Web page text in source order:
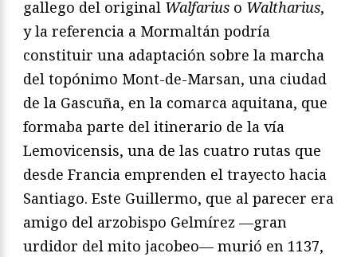
gallego del original Walfarius o Waltharius,
y la referencia a Mormaltán podría
constituir una adaptación sobre la marcha
del topónimo Mont-de-Marsan, una ciudad
de la Gascuña, en la comarca aquitana, que
formaba parte del itinerario de la vía
Lemovicensis, una de las cuatro rutas que
desde Francia emprenden el trayecto hacia
Santiago. Este Guillermo, que al parecer era
amigo del arzobispo Gelmírez —gran
urdidor del mito jacobeo— murió en 1137,